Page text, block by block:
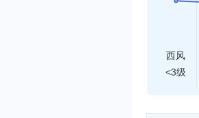
西风
<3级